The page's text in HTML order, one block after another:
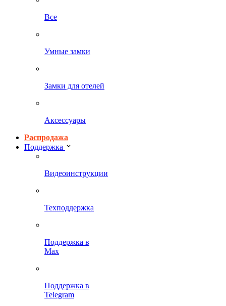
Все
Умные замки
Замки для отелей
Аксессуары
Распродажа
Поддержка
Видеоинструкции
Техподдержка
Поддержка в
Max
Поддержка в
Telegram